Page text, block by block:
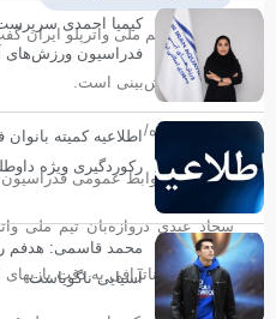
دروازه‌بان تیم ملی واترپلو
غیر قابل پیش‌بینی است.
انسیه ورزنده/
به گزارش روابط عمومی فدراسیون
سجاد عبدی دروازه‌بان تیم ملی
مسابقات فیناترافی به دقت
کیمیا احمدی سرپرست
فدراسیون ورزش‌های
اطلاعیه کمیته
رکوردگیری ویژه
آسیایی ناگویاست